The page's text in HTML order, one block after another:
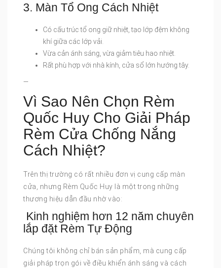
3. Màn Tổ Ong Cách Nhiệt
Có cấu trúc tổ ong giữ nhiệt, tạo lớp đệm không
khí giữa các lớp vải.
Vừa cản ánh sáng, vừa giảm tiêu hao nhiệt.
Rất phù hợp với nhà kính, cửa sổ lớn hướng tây.
—
Vì Sao Nên Chọn Rèm
Quốc Huy Cho Giải Pháp
Rèm Cửa Chống Nắng
Cách Nhiệt?
Trên thị trường có rất nhiều đơn vị cung cấp màn
cửa, nhưng Rèm Quốc Huy là một trong những
thương hiệu dẫn đầu nhờ vào:
Kinh nghiệm hơn 12 năm chuyên
lắp đặt Rèm Tự Động
Chúng tôi không chỉ bán sản phẩm, mà cung cấp
giải pháp trọn gói về điều khiển ánh sáng và cách